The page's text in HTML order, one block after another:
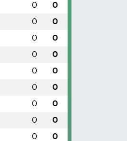
0 0
0 0
0 0
0 0
0 0
0 0
0 0
0 0
0 0